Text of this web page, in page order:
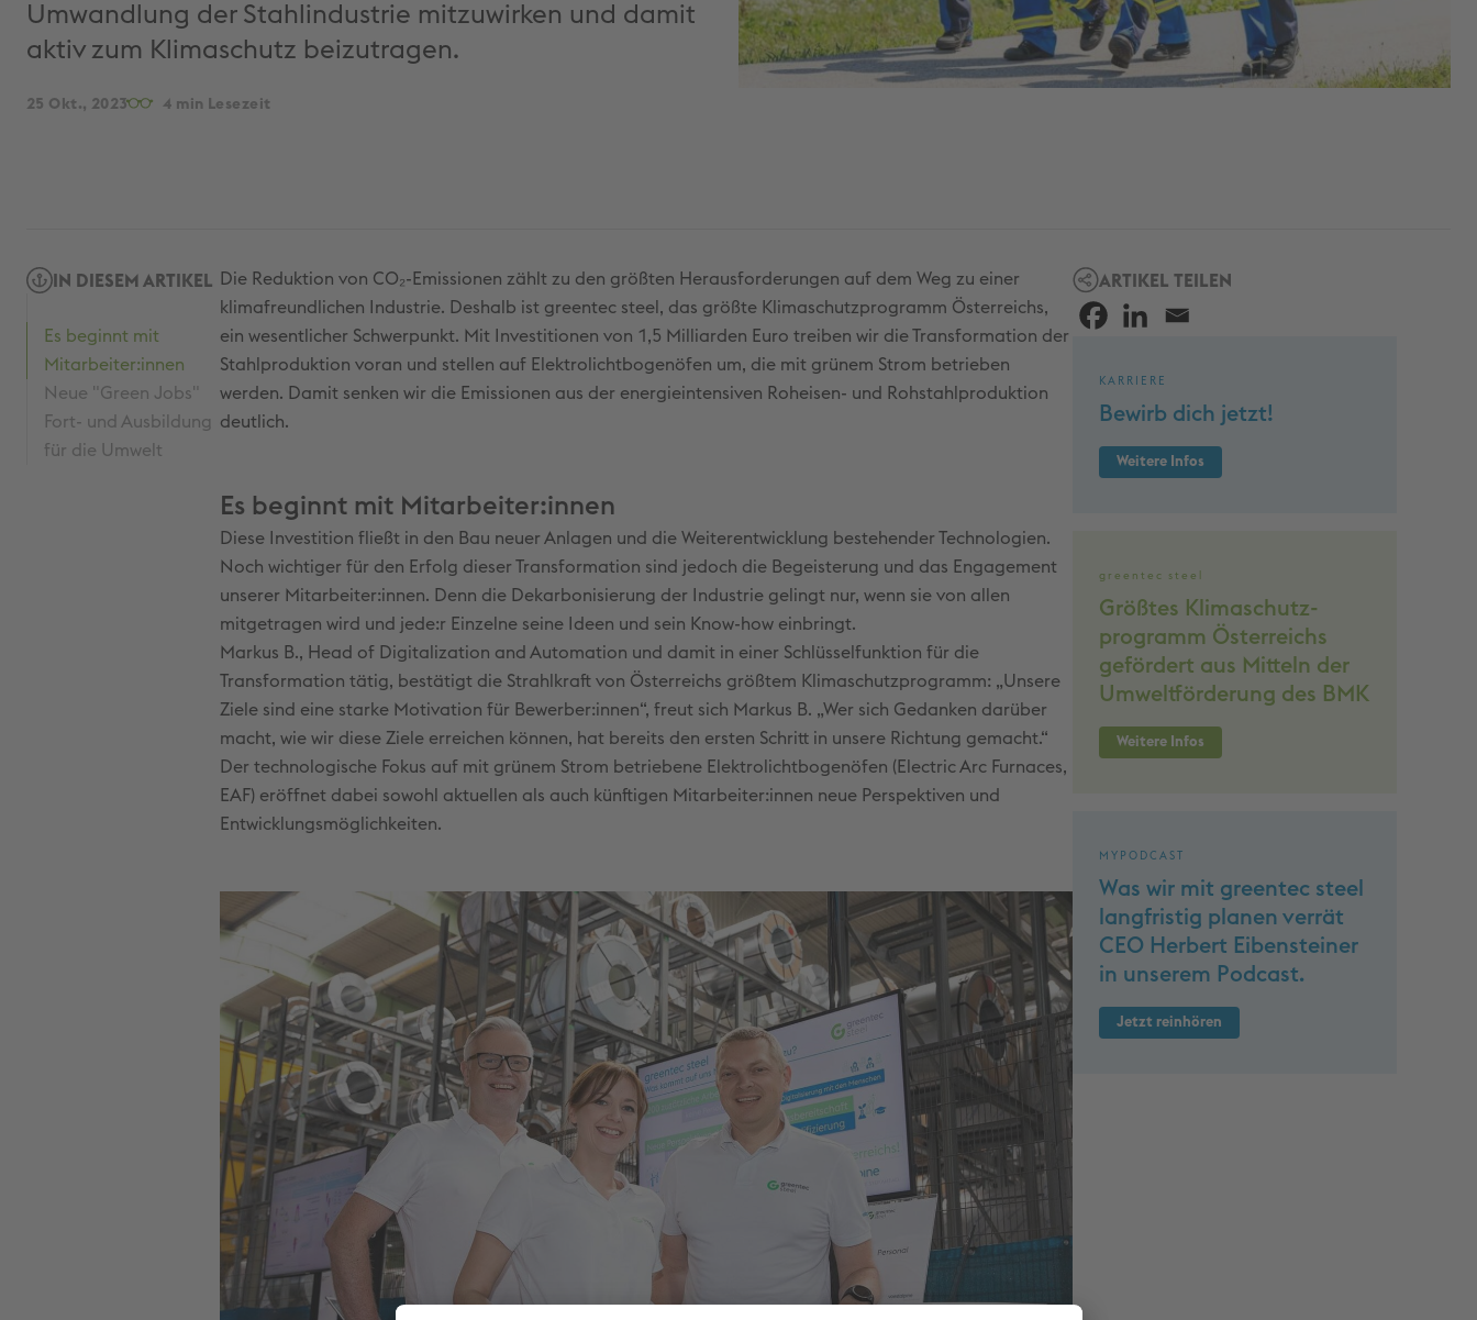
Umwandlung der Stahlindustrie mitzuwirken und damit
aktiv zum Klimaschutz beizutragen.
25 Okt., 2023 4
IN DIESEM ARTIKEL
Es beginnt mit
Mitarbeiter:innen
Neue "Green Jobs"
Fort- und Ausbildung
für die Umwelt
Die Reduktion von CO₂-Emissionen zählt zu den größten Herausforderungen auf dem Weg zu einer
klimafreundlichen Industrie. Deshalb ist greentec steel, das größte Klimaschutzprogramm Österreichs,
ein wesentlicher Schwerpunkt. Mit Investitionen von 1,5 Milliarden Euro treiben wir die Transformation der
Stahlproduktion voran und stellen auf Elektrolichtbogenöfen um, die mit grünem Strom betrieben
werden. Damit senken wir die Emissionen aus der energieintensiven Roheisen- und Rohstahlproduktion
deutlich.
Es beginnt mit Mitarbeiter:innen
Diese Investition fließt in den Bau neuer Anlagen und die Weiterentwicklung bestehender Technologien.
Noch wichtiger für den Erfolg dieser Transformation sind jedoch die Begeisterung und das Engagement
unserer Mitarbeiter:innen. Denn die Dekarbonisierung der Industrie gelingt nur, wenn sie von allen
mitgetragen wird und jede:r Einzelne seine Ideen und sein Know-how einbringt.
Markus B., Head of Digitalization and Automation und damit in einer Schlüsselfunktion für die
Transformation tätig, bestätigt die Strahlkraft von Österreichs größtem Klimaschutzprogramm: „Unsere
Ziele sind eine starke Motivation für Bewerber:innen“, freut sich Markus B. „Wer sich Gedanken darüber
macht, wie wir diese Ziele erreichen können, hat bereits den ersten Schritt in unsere Richtung gemacht.“
Der technologische Fokus auf mit grünem Strom betriebene Elektrolichtbogenöfen (Electric Arc Furnaces,
EAF) eröffnet dabei sowohl aktuellen als auch künftigen Mitarbeiter:innen neue Perspektiven und
Entwicklungsmöglichkeiten.​
ARTIKEL TEILEN
KARRIERE
Bewirb dich jetzt!
Weitere Infos
greentec steel
Größtes Klima­schutz­
programm Österreichs
gefördert aus Mitteln der
Umweltförderung des BMK
Weitere Infos
MYPODCAST
Was wir mit greentec steel
langfristig planen verrät
CEO Herbert Eibensteiner
in unserem Podcast.
Jetzt reinhören